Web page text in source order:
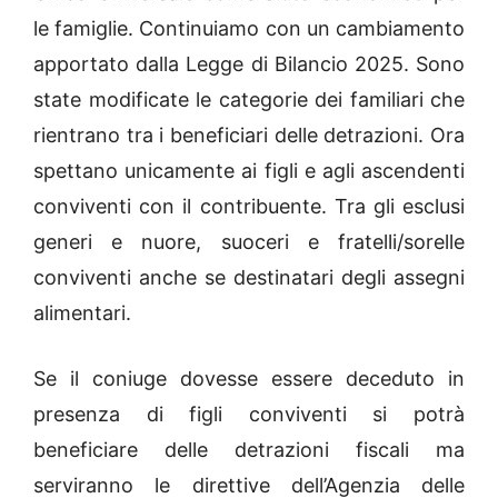
le famiglie. Continuiamo con un cambiamento
apportato dalla Legge di Bilancio 2025. Sono
state modificate le categorie dei familiari che
rientrano tra i beneficiari delle detrazioni. Ora
spettano unicamente ai figli e agli ascendenti
conviventi con il contribuente. Tra gli esclusi
generi e nuore, suoceri e fratelli/sorelle
conviventi anche se destinatari degli assegni
alimentari.
Se il coniuge dovesse essere deceduto in
presenza di figli conviventi si potrà
beneficiare delle detrazioni fiscali ma
serviranno le direttive dell’Agenzia delle